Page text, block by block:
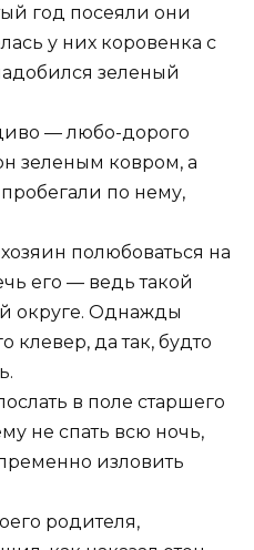
год посеяли они
у них коровенка с
зеленый
— любо-дорого
зеленым ковром, а
по нему,
полюбоваться на
его — ведь такой
округе. Однажды
клевер, да так, будто
в поле старшего
не спать всю ночь,
изловить
родителя,